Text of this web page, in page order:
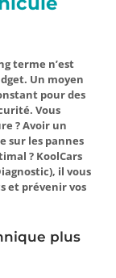
terme n’est
Un moyen
pour des
Vous
? Avoir un
sur les pannes
? KoolCars
il vous
et prévenir vos
plus